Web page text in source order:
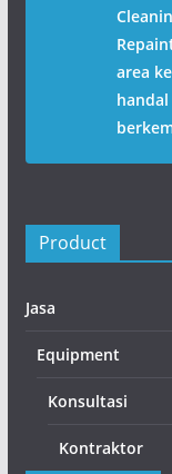
area
Product
Jasa
Equipment
Konsultasi
Kontraktor